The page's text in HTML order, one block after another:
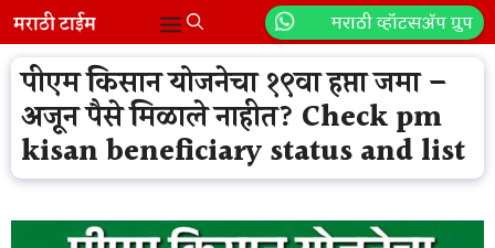
Skip
to
content
मराठी व्हॉटसॲप ग्रुप
Menu
पीएम किसान योजनेचा १९वा हप्ता जमा –
अजून पैसे मिळाले नाहीत? Check pm
kisan beneficiary status and list